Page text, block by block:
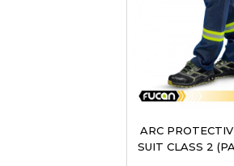
ARC
SUIT CLASS 2